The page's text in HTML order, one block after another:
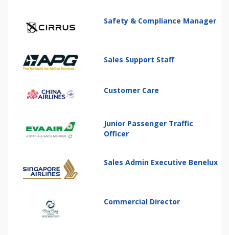
Safety & Compliance Manager
Sales Support Staff
Customer Care
Junior Passenger Traffic
Officer
Sales Admin Executive Benelux
Commercial Director